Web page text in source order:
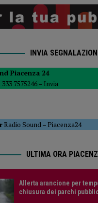
INVIA SEGNALAZIONI
Piacenza 24
333 7575246 – Invia
Radio Sound–Piacenza24
ULTIMA ORA
Allerta arancione per
chiusura dei parchi